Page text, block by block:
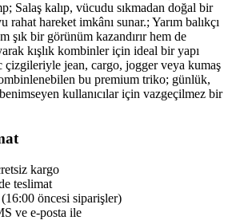
Salaş kalıp, vücudu sıkmadan doğal bir
rahat hareket imkânı sunar.; Yarım balıkçı
şık bir görünüm kazandırır hem de
kışlık kombinler için ideal bir yapı
çizgileriyle jean, cargo, jogger veya kumaş
bu premium triko; günlük,
kullanıcılar için vazgeçilmez bir
kargo
teslimat
öncesi siparişler)
ve e-posta ile